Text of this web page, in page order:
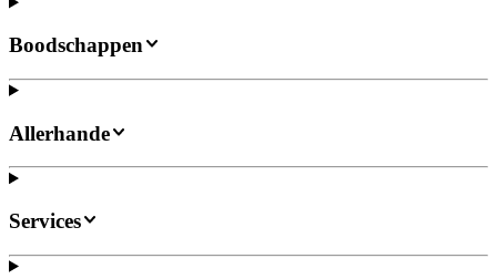
Boodschappen
Allerhande
Services